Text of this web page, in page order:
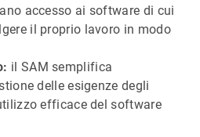
accesso ai software di cui
il proprio lavoro in modo
il SAM semplifica
delle esigenze degli
efficace del software